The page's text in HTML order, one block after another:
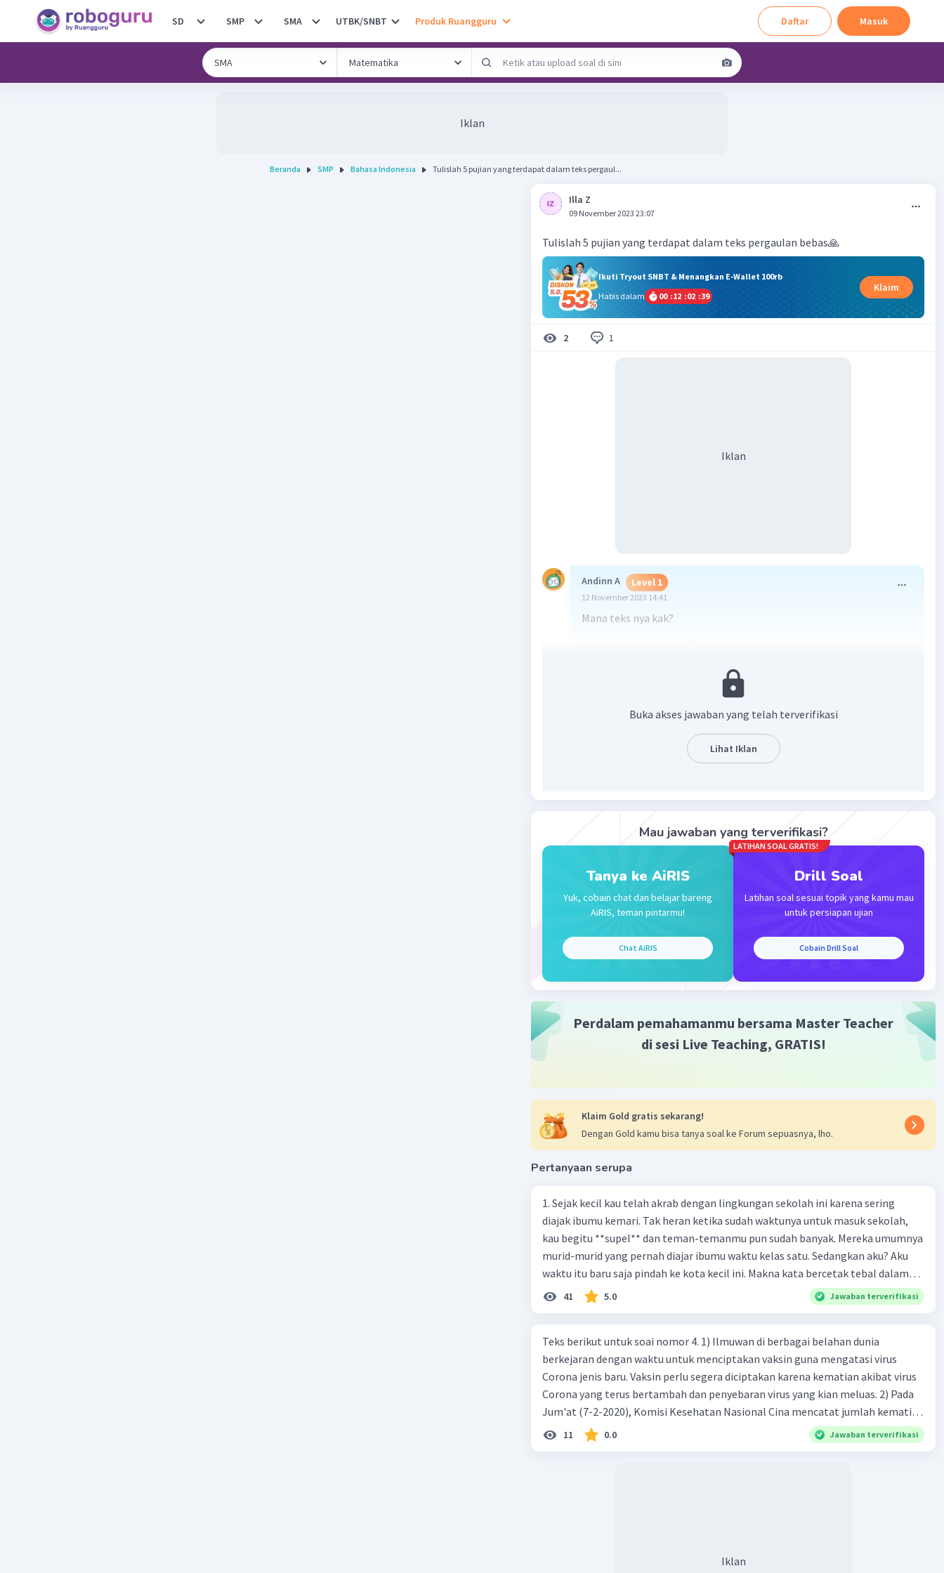
SD SMP SMA UTBK/SNBT Produk Ruangguru Daftar Masuk
Iklan
Beranda SMP Bahasa Indonesia Tulislah 5 pujian yang terdapat dalam teks pergaul...
Illa Z
09 November 2023 23:07
Tulislah 5 pujian yang terdapat dalam teks pergaulan bebas🙏
Ikuti Tryout SNBT & Menangkan E-Wallet 100rb
Habis dalam
00 :12 :02 :39
Klaim
2 1
Iklan
Andinn A Level 1
12 November 2023 14:41
Mana teks nya kak?
Buka akses jawaban yang telah terverifikasi
Lihat Iklan
Mau jawaban yang terverifikasi?
Tanya ke AiRIS
Yuk, cobain chat dan belajar bareng
AiRIS, teman pintarmu!
Chat AiRIS
LATIHAN SOAL GRATIS!
Drill Soal
Latihan soal sesuai topik yang kamu mau
untuk persiapan ujian
Cobain Drill Soal
Perdalam pemahamanmu bersama Master Teacher
di sesi Live Teaching, GRATIS!
Klaim Gold gratis sekarang!
Dengan Gold kamu bisa tanya soal ke Forum sepuasnya, lho.
Pertanyaan serupa
1. Sejak kecil kau telah akrab dengan lingkungan sekolah ini karena sering
diajak ibumu kemari. Tak heran ketika sudah waktunya untuk masuk sekolah,
kau begitu **supel** dan teman-temanmu pun sudah banyak. Mereka umumnya
murid-murid yang pernah diajar ibumu waktu kelas satu. Sedangkan aku? Aku
waktu itu baru saja pindah ke kota kecil ini. Makna kata bercetak tebal dalam
kutipan cerpen tersebut adalah .... A. ramah C. santun B. sopan D. baik
41 5.0 Jawaban terverifikasi
Teks berikut untuk soai nomor 4. 1) Ilmuwan di berbagai belahan dunia
berkejaran dengan waktu untuk menciptakan vaksin guna mengatasi virus
Corona jenis baru. Vaksin perlu segera diciptakan karena kematian akibat virus
Corona yang terus bertambah dan penyebaran virus yang kian meluas. 2) Pada
Jum'at (7-2-2020), Komisi Kesehatan Nasional Cina mencatat jumlah kematian
akibat virus Corona baru telah mencapai 636 kasus, sedangkan jumlah warga
yang terinfeksi menjadi 31.161 kasus. Kasus terbanyak terjadi di Hubei, Cina,
hingga Prancis ikut menciptakan berbagai jenis inokulasi bersama sejumlah
11 0.0 Jawaban terverifikasi
Iklan